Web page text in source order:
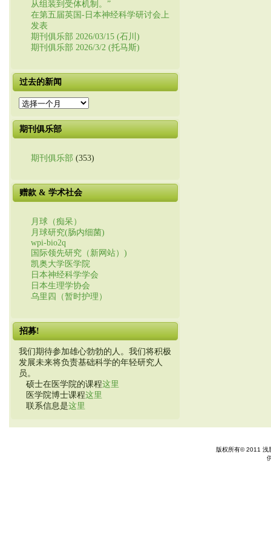
从组装到受体机制。”
在第五届英国-日本神经科学研讨会上
发表
期刊俱乐部 2026/03/15 (石川)
期刊俱乐部 2026/3/2 (托马斯)
过去的新闻
过
的
新
期刊俱乐部
期刊俱乐部 (353)
赠款 & 学术社会
月球（痴呆）
月球研究(肠内细菌)
wpi-bio2q
国际领先研究（新网站）)
凯奥大学医学院
日本神经科学学会
日本生理学协会
乌里四（暂时护理）
招募!
我们期待参加雄心勃勃的人。我们将积极
发展未来将负责基础科学的年轻研究人
员。
硕士在医学院的课程这里
医学院博士课程这里
联系信息是这里
版权所有© 2011 浅